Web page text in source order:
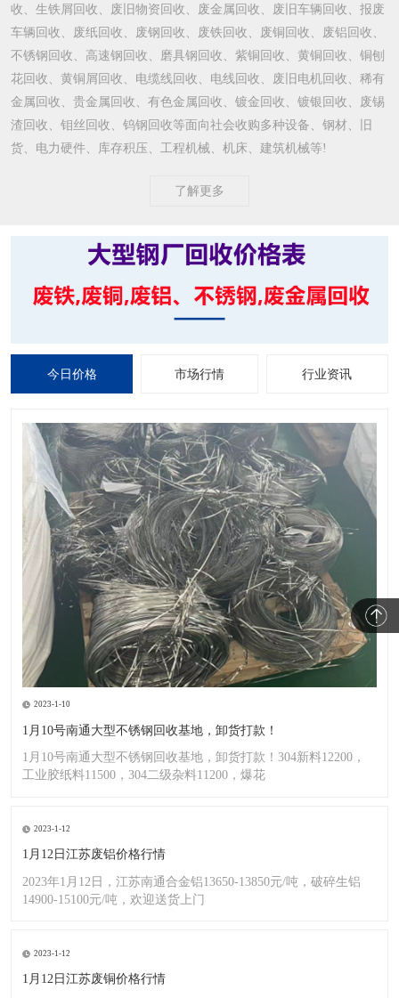
收、生铁屑回收、废旧物资回收、废金属回收、废旧车辆回收、报废
车辆回收、废纸回收、废钢回收、废铁回收、废铜回收、废铝回收、
不锈钢回收、高速钢回收、磨具钢回收、紫铜回收、黄铜回收、铜刨
花回收、黄铜屑回收、电缆线回收、电线回收、废旧电机回收、稀有
金属回收、贵金属回收、有色金属回收、镀金回收、镀银回收、废锡
渣回收、钼丝回收、钨钢回收等面向社会收购多种设备、钢材、旧
货、电力硬件、库存积压、工程机械、机床、建筑机械等!
了解更多
今日价格 市场行情 行业资讯
2023-1-10
1月10号南通大型不锈钢回收基地，卸货打款！
1月10号南通大型不锈钢回收基地，卸货打款！304新料12200，
工业胶纸料11500，304二级杂料11200，爆花
2023-1-12
1月12日江苏废铝价格行情
2023年1月12日，江苏南通合金铝13650-13850元/吨，破碎生铝
14900-15100元/吨，欢迎送货上门
2023-1-12
1月12日江苏废铜价格行情